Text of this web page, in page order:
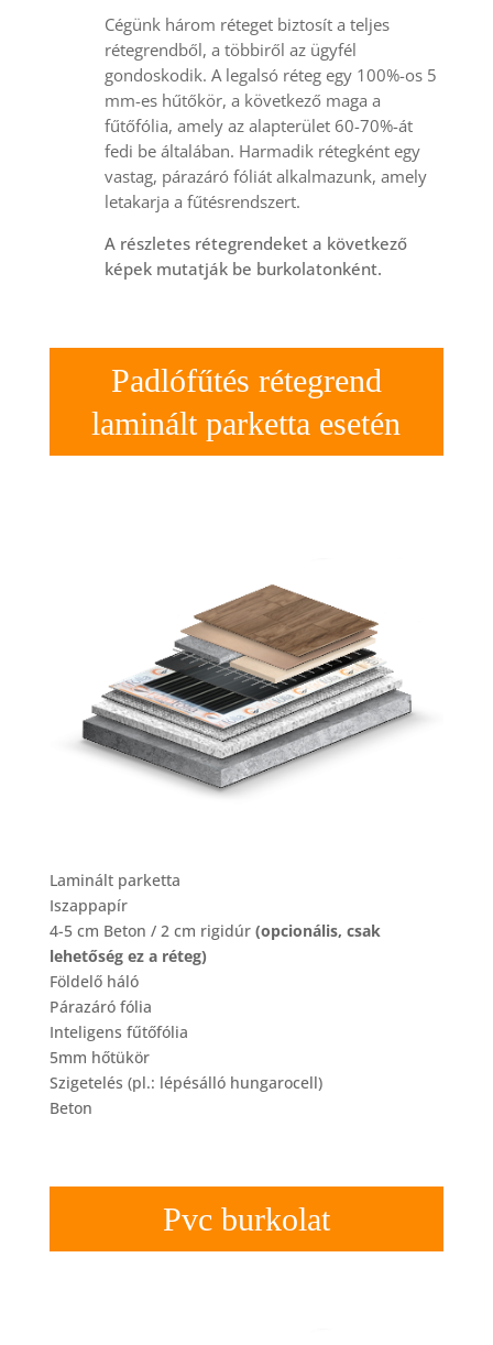
Cégünk három réteget biztosít a teljes
rétegrendből, a többiről az ügyfél
gondoskodik. A legalsó réteg egy 100%-os 5
mm-es hűtőkör, a következő maga a
fűtőfólia, amely az alapterület 60-70%-át
fedi be általában. Harmadik rétegként egy
vastag, párazáró fóliát alkalmazunk, amely
letakarja a fűtésrendszert.
A részletes rétegrendeket a következő
képek mutatják be burkolatonként.
Padlófűtés rétegrend
laminált parketta esetén
Laminált parketta
Iszappapír
4-5 cm Beton / 2 cm rigidúr (opcionális, csak
lehetőség ez a réteg)
Földelő háló
Párazáró fólia
Inteligens fűtőfólia
5mm hőtükör
Szigetelés (pl.: lépésálló hungarocell)
Beton
Pvc burkolat